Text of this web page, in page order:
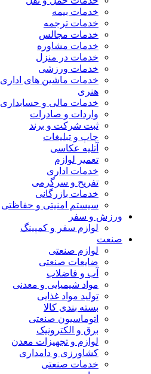
خدمات بیمه
خدمات ترجمه
خدمات مجالس
خدمات مشاوره
خدمات در منزل
خدمات ورزشی
خدمات ماشین های اداری
هنری
خدمات مالی و حسابداری
واردات و صادرات
ثبت شرکت و برند
چاپ و تبلیغات
آتلیه عکاسی
تعمیر لوازم
خدمات اداری
تفریح و سرگرمی
خدمات بازرگانی
سیستم امنیتی و حفاظتی
ورزش و سفر
لوازم سفر و کمپینگ
صنعت
لوازم صنعتی
ضایعات صنعتی
آب و فاضلاب
مواد شیمیایی و معدنی
تولید مواد غذایی
بسته بندی کالا
اتوماسیون صنعتی
برق و الکترونیک
لوازم و تجهیزات معدن
کشاورزی و دامداری
خدمات صنعتی